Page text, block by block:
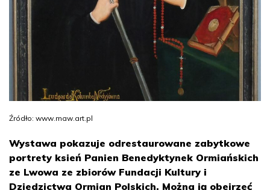
Źródło: www.maw.art.pl
Wystawa pokazuje odrestaurowane zabytkowe
portrety ksień Panien Benedyktynek Ormiańskich
ze Lwowa ze zbiorów Fundacji Kultury i
Dziedzictwa Ormian Polskich. Można ją obejrzeć